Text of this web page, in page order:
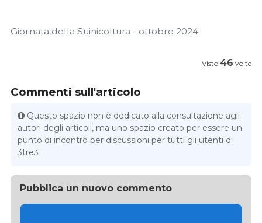
Giornata della Suinicoltura - ottobre 2024
Visto 46 volte
Commenti sull'articolo
Questo spazio non è dedicato alla consultazione agli
autori degli articoli, ma uno spazio creato per essere un
punto di incontro per discussioni per tutti gli utenti di
3tre3
Pubblica un nuovo commento